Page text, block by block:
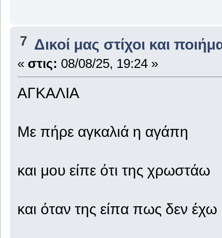
7 Δικοί μας στίχοι και
« στις: 08/08/25, 19:24 »
ΑΓΚΑΛΙΑ
Με πήρε αγκαλιά η αγάπη
και μου είπε ότι της χρωστάω
και όταν της είπα πως δεν έχω